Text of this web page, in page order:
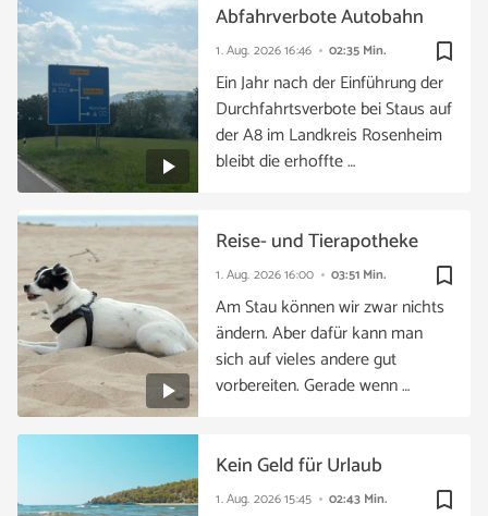
bookmark_border
1. Aug. 202616:46 02:35 Min.
Abfahrverbote Autobahn
Ein Jahr nach der Einführung der
Durchfahrtsverbote bei Staus auf
der A8 im Landkreis Rosenheim
bleibt die erhoffte …
bookmark_border
1. Aug. 202616:00 03:51 Min.
Reise- und Tierapotheke
Am Stau können wir zwar nichts
ändern. Aber dafür kann man
sich auf vieles andere gut
vorbereiten. Gerade wenn …
bookmark_border
1. Aug. 202615:45 02:43 Min.
Kein Geld für Urlaub